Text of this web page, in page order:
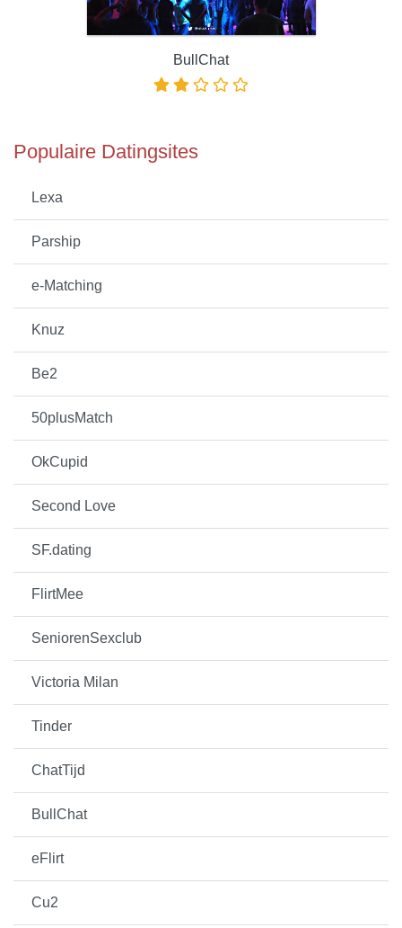
BullChat
Populaire Datingsites
Lexa
Parship
e-Matching
Knuz
Be2
50plusMatch
OkCupid
Second Love
SF.dating
FlirtMee
SeniorenSexclub
Victoria Milan
Tinder
ChatTijd
BullChat
eFlirt
Cu2